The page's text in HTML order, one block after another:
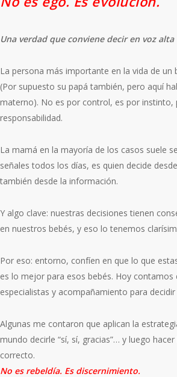
Una verdad que conviene decir en voz alta
La persona más importante en la vida de un
(Por supuesto su papá también, pero aquí
materno). No es por control, es por instinto,
responsabilidad.
La mamá en la mayoría de los casos suele
señales todos los días, es quien decide
también desde la información.
Y algo clave: nuestras decisiones tienen
en nuestros bebés, y eso lo tenemos
Por eso: entorno, confíen en que lo que
es lo mejor para esos bebés. Hoy contamos
especialistas y acompañamiento para
Algunas me contaron que aplican la
mundo decirle “sí, sí, gracias”… y luego
correcto.
No es rebeldía. Es discernimiento.